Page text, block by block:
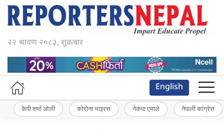
२२ श्रावण २०८३, शुक्रबार
English
केपी शर्मा ओली कोरोना भाइरस नेकपा एमाले नेपाली कांग्रेस